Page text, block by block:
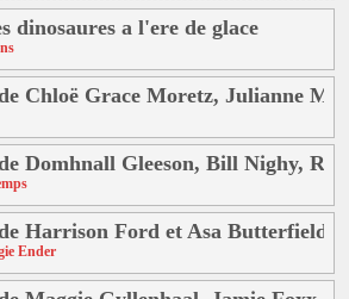
dinosaures a l'ere de glace
Chloë Grace Moretz, Julianne
Domhnall Gleeson, Bill Nighy,
Harrison Ford et Asa Butterfield
Ender